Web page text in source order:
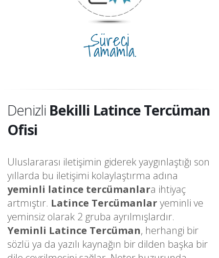
Süreci
Tamamla.
Denizli Bekilli Latince Tercüman
Ofisi
Uluslararası iletişimin giderek yaygınlaştığı son
yıllarda bu iletişimi kolaylaştırma adına
yeminli latince tercümanlara ihtiyaç
artmıştır. Latince Tercümanlar yeminli ve
yeminsiz olarak 2 gruba ayrılmışlardır.
Yeminli Latince Tercüman, herhangi bir
sözlü ya da yazılı kaynağın bir dilden başka bir